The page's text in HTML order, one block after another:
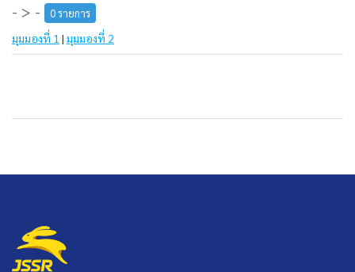
- > - 0 รายการ
มุมมองที่ 1 | มุมมองที่ 2